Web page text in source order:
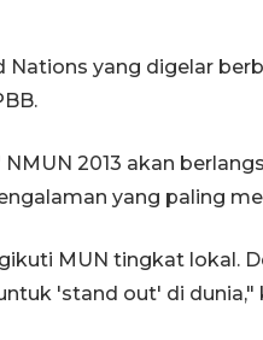
yang digelar
2013 akan
yang paling
MUN tingkat lokal.
'stand out' di dunia,"